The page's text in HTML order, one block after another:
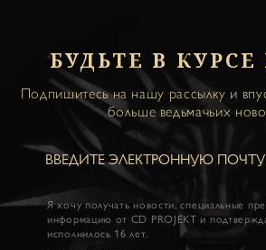
БУДЬТЕ В КУРСЕ
Подпишитесь на нашу рассылку и
больше ведьмачьих
Я хочу получать новости, специальные
информацию от CD PROJEKT и
исполнилось 16 лет.